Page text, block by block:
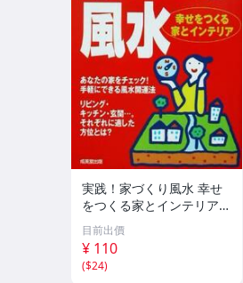
実践！家づくり風水 幸せ
をつくる家とインテリア/
浅野八郎(著者)
目前出價
¥ 110
($24)